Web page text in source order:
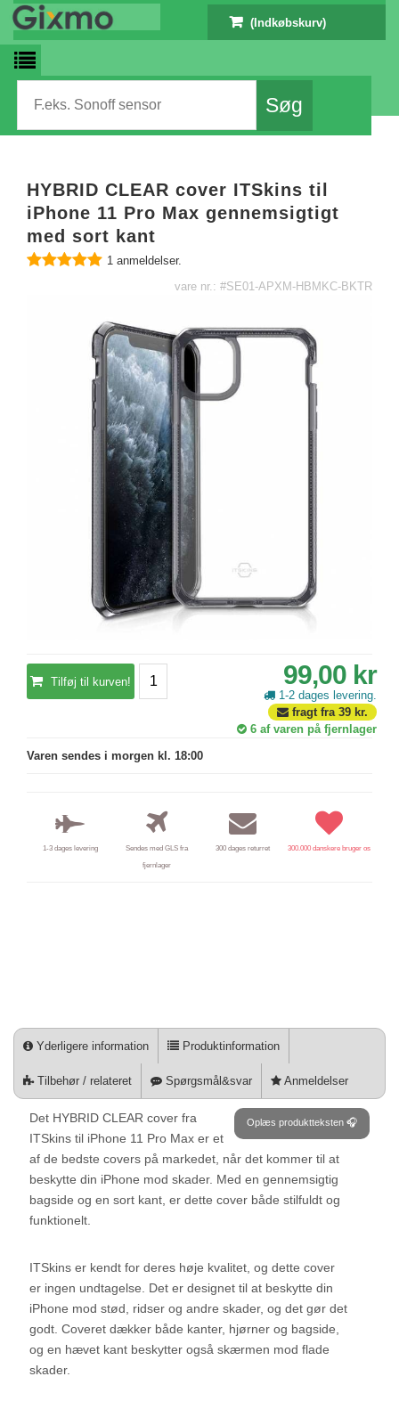
(Indkøbskurv)
HYBRID CLEAR cover ITSkins til
iPhone 11 Pro Max gennemsigtigt
med sort kant
1 anmeldelser.
vare nr.: #SE01-APXM-HBMKC-BKTR
Tilføj til kurven! 99,00 kr
1-2 dages levering.
fragt fra 39kr.
6af varen på fjernlager
Varen sendes i morgen kl. 18:00
1-3 dages levering Sendes med GLS fra
fjernlager
300 dages returret 300.000 danskere bruger os
Yderligere information Produktinformation
Tilbehør / relateret Spørgsmål&svar Anmeldelser
Oplæs produktteksten 🎧
Det HYBRID CLEAR cover fra
ITSkins til iPhone 11 Pro Max er et
af de bedste covers på markedet, når det kommer til at
beskytte din iPhone mod skader. Med en gennemsigtig
bagside og en sort kant, er dette cover både stilfuldt og
funktionelt.
ITSkins er kendt for deres høje kvalitet, og dette cover
er ingen undtagelse. Det er designet til at beskytte din
iPhone mod stød, ridser og andre skader, og det gør det
godt. Coveret dækker både kanter, hjørner og bagside,
og en hævet kant beskytter også skærmen mod flade
skader.